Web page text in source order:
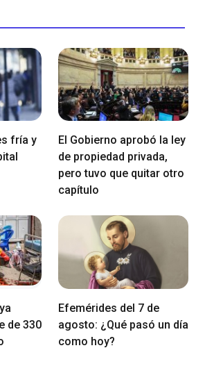
fría y
El Gobierno aprobó la ley
de propiedad privada,
pero tuvo que quitar otro
capítulo
de 330
Efemérides del 7 de
agosto: ¿Qué pasó un día
como hoy?